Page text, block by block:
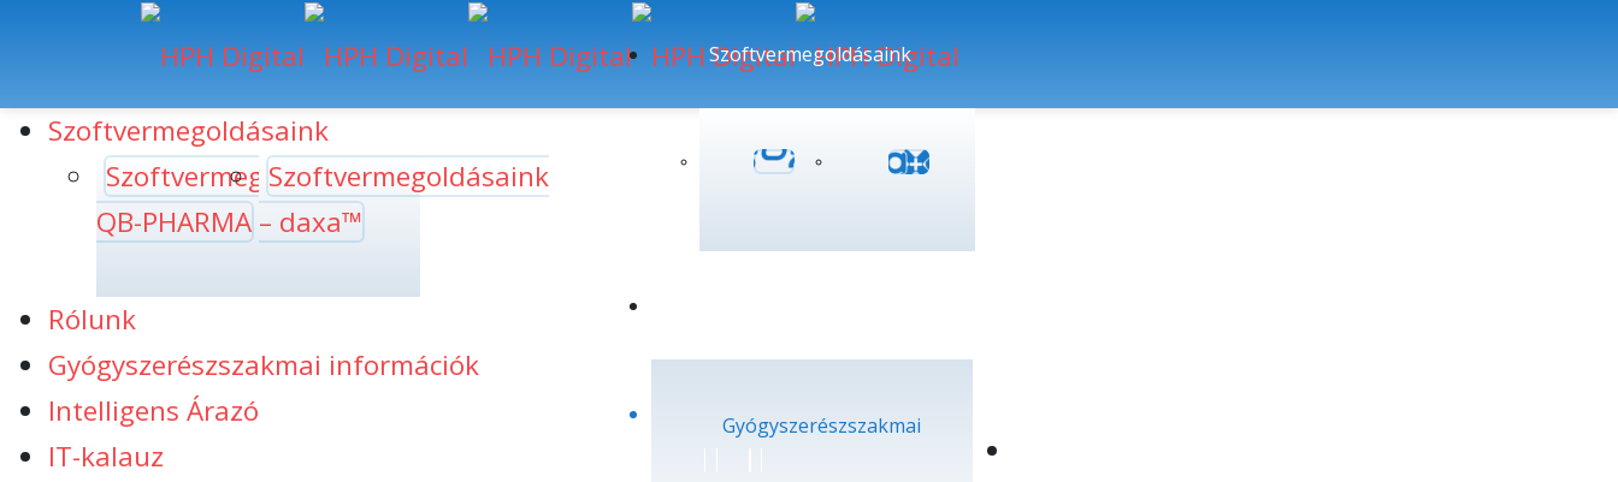
Szoftvermegoldásaink
Gyógyszerészszakmai
Szoftvermegoldásaink
Szoftvermegoldásaink
QB-PHARMA
Szoftvermegoldásaink
– daxa™
Rólunk
Gyógyszerészszakmai információk
Intelligens Árazó
IT-kalauz